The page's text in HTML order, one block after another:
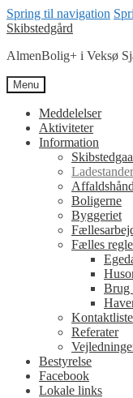
Spring til navigation
Skibstedgård
AlmenBolig+ i Veksø
Menu
Meddelelser
Aktiviteter
Information
Boligerne
Byggeriet
Fælles
Brug
Kontaktliste
Referater
Bestyrelse
Facebook
Lokale links